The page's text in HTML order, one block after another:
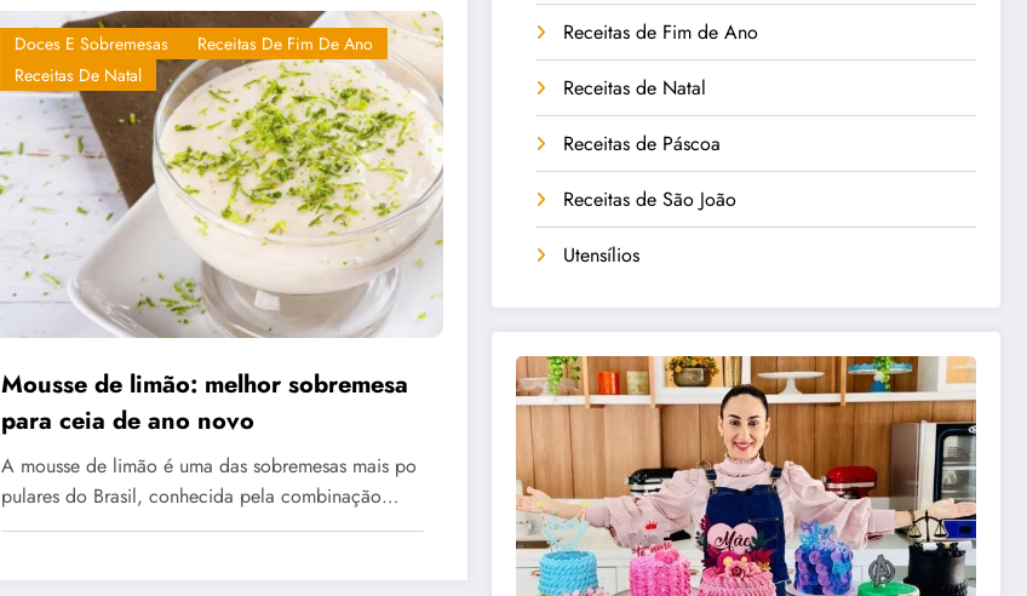
Doces E Sobremesas
Receitas De Fim De Ano
Receitas De Natal
Mousse de limão: melhor sobremesa
para ceia de ano novo
A mousse de limão é uma das sobremesas mais po
pulares do Brasil, conhecida pela combinação…
Receitas de Fim de Ano
Receitas de Natal
Receitas de Páscoa
Receitas de São João
Utensílios